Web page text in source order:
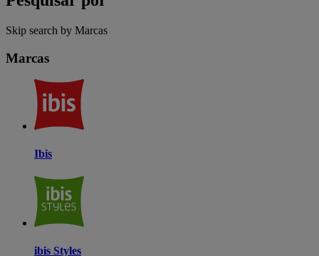
Skip search by Marcas
Marcas
Ibis
ibis Styles